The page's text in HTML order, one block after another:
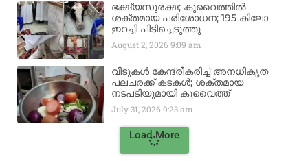
ഭക്ഷ്യസുരക്ഷ; കുവൈത്തിൽ
ശക്തമായ പരിശോധന; 195 കിലോ
ഇറച്ചി പിടിച്ചെടുത്തു
August 2, 20269:09 am
വീടുകൾ കേന്ദ്രീകരിച്ച് അനധികൃത
പലചരക്ക് കടകൾ; ശക്തമായ
നടപടിയുമായി കുവൈത്ത്
July 31, 20269:23 am
Load More